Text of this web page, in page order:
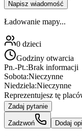
Napisz wiadomość
Ładowanie mapy...
0 dzieci
Godziny otwarcia
Pn.-Pt.:Brak informacji
Sobota:Nieczynne
Niedziela:Nieczynne
Reprezentujesz tę
Zadaj pytanie
Zadzwoń Dodaj